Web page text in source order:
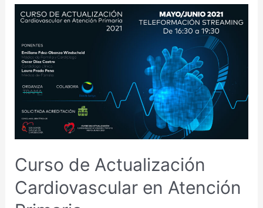
Curso de Actualización
Cardiovascular en Atención